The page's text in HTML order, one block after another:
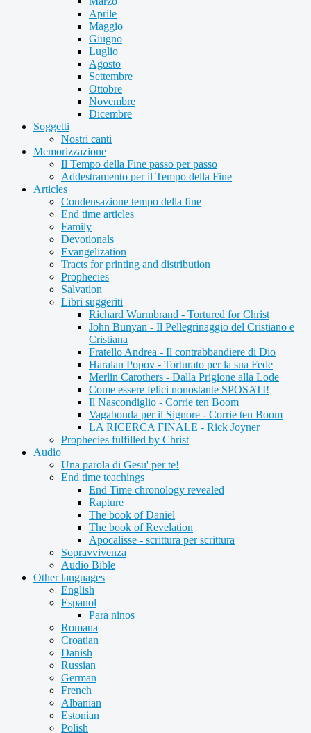
Aprile
Maggio
Giugno
Luglio
Agosto
Settembre
Ottobre
Novembre
Dicembre
Soggetti
Nostri canti
Memorizzazione
Il Tempo della Fine passo per passo
Addestramento per il Tempo della Fine
Articles
Condensazione tempo della fine
End time articles
Family
Devotionals
Evangelization
Tracts for printing and distribution
Prophecies
Salvation
Libri suggeriti
Richard Wurmbrand - Tortured for Christ
John Bunyan - Il Pellegrinaggio del Cristiano e
Cristiana
Fratello Andrea - Il contrabbandiere di Dio
Haralan Popov - Torturato per la sua Fede
Merlin Carothers - Dalla Prigione alla Lode
Come essere felici nonostante SPOSATI!
Il Nascondiglio - Corrie ten Boom
Vagabonda per il Signore - Corrie ten Boom
LA RICERCA FINALE - Rick Joyner
Prophecies fulfilled by Christ
Audio
Una parola di Gesu' per te!
End time teachings
End Time chronology revealed
Rapture
The book of Daniel
The book of Revelation
Apocalisse - scrittura per scrittura
Sopravvivenza
Audio Bible
Other languages
English
Espanol
Para ninos
Romana
Croatian
Danish
Russian
German
French
Albanian
Estonian
Polish